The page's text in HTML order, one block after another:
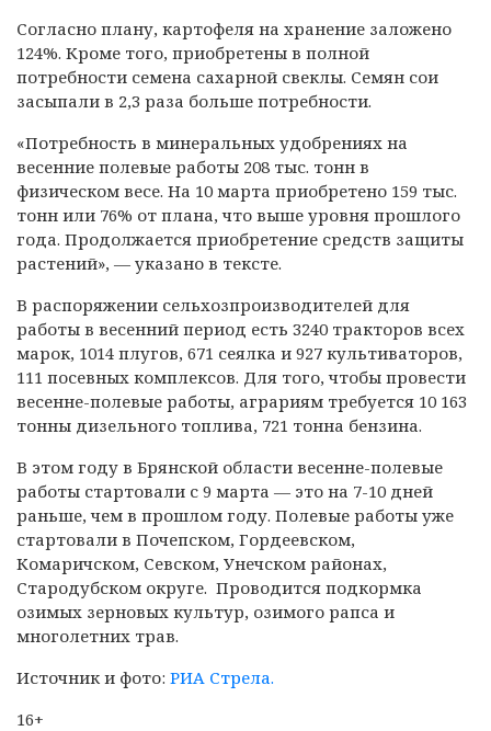
Согласно плану, картофеля на хранение заложено
124%. Кроме того, приобретены в полной
потребности семена сахарной свеклы. Семян сои
засыпали в 2,3 раза больше потребности.
«Потребность в минеральных удобрениях на
весенние полевые работы 208 тыс. тонн в
физическом весе. На 10 марта приобретено 159 тыс.
тонн или 76% от плана, что выше уровня прошлого
года. Продолжается приобретение средств защиты
растений», — указано в тексте.
В распоряжении сельхозпроизводителей для
работы в весенний период есть 3240 тракторов всех
марок, 1014 плугов, 671 сеялка и 927 культиваторов,
111 посевных комплексов. Для того, чтобы провести
весенне-полевые работы, аграриям требуется 10 163
тонны дизельного топлива, 721 тонна бензина.
В этом году в Брянской области весенне-полевые
работы стартовали с 9 марта — это на 7-10 дней
раньше, чем в прошлом году. Полевые работы уже
стартовали в Почепском, Гордеевском,
Комаричском, Севском, Унечском районах,
Стародубском округе. Проводится подкормка
озимых зерновых культур, озимого рапса и
многолетних трав.
Источник и фото: РИА Стрела.
16+